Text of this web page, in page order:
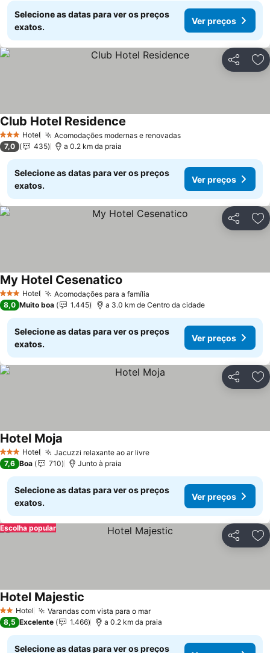
Selecione as datas para ver os preços
exatos.
Ver preços
Partilhar
3 EstrelasHotel Acomodações modernas e renovadasVer preços
Club Hotel Residence
7,0 435 a 0.2 km da praia
Selecione as datas para ver os preços
exatos.
Ver preços
Partilhar
3 EstrelasHotel Acomodações para a família
My Hotel Cesenatico
8,0 Muito boa 1.445 a 3.0 km de Centro da cidade
Selecione as datas para ver os preços
exatos.
Ver preços
Partilhar
3 EstrelasHotel Jacuzzi relaxante ao ar livreVer preços
Hotel Moja
7,6 Boa 710 Junto à praia
Selecione as datas para ver os preços
exatos.
Ver preços
Partilhar
Escolha popular
2 Estrelas
Hotel Varandas com vista para o marVer preços
Hotel Majestic
8,5 Excelente 1.466 a 0.2 km da praia
Selecione as datas para ver os preços